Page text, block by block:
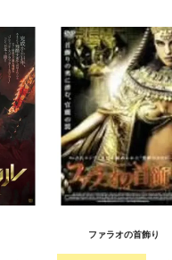
ファラオの首飾り